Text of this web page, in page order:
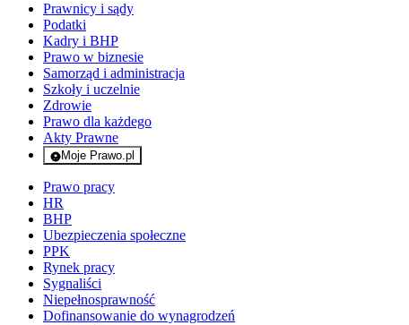
Prawnicy i sądy
Podatki
Kadry i BHP
Prawo w biznesie
Samorząd i administracja
Szkoły i uczelnie
Zdrowie
Prawo dla każdego
Akty Prawne
Moje Prawo.pl
- rejestracja i logowanie do serwisu
Prawo pracy
HR
BHP
Ubezpieczenia społeczne
PPK
Rynek pracy
Sygnaliści
Niepełnosprawność
Dofinansowanie do wynagrodzeń